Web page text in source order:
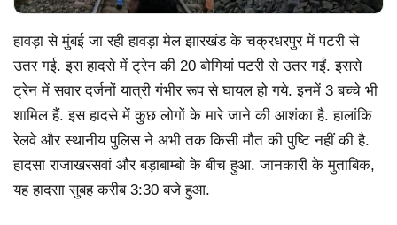
हावड़ा से मुंबई जा रही हावड़ा मेल झारखंड के चक्रधरपुर में पटरी से
उतर गई. इस हादसे में ट्रेन की 20 बोगियां पटरी से उतर गईं. इससे
ट्रेन में सवार दर्जनों यात्री गंभीर रूप से घायल हो गये. इनमें 3 बच्चे भी
शामिल हैं. इस हादसे में कुछ लोगों के मारे जाने की आशंका है. हालांकि
रेलवे और स्थानीय पुलिस ने अभी तक किसी मौत की पुष्टि नहीं की है.
हादसा राजाखरसवां और बड़ाबाम्बो के बीच हुआ. जानकारी के मुताबिक,
यह हादसा सुबह करीब 3:30 बजे हुआ.